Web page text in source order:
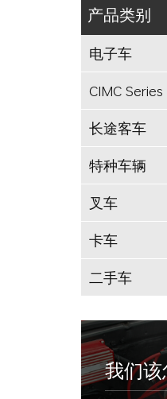
产品类别
电子车
CIMC Series
长途客车
特种车辆
叉车
卡车
二手车
我们